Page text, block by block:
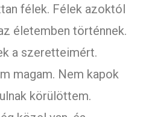
félek. Félek azoktól
életemben történnek.
a szeretteimért.
magam. Nem kapok
körülöttem.